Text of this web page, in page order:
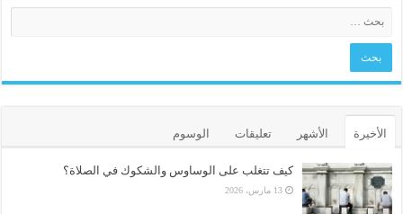
الأخيرة الأشهر تعليقات الوسوم
كيف تتغلب على الوساوس والشكوك في الصلاة؟
13 مارس، 2026